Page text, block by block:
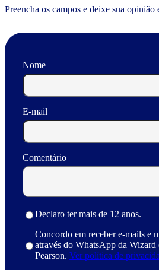
Preencha os campos e deixe sua opinião
Nome
E-mail
Comentário
Declaro ter mais de 12 anos.
Concordo em receber e-mails e
através do WhatsApp da Wizard
Pearson. Ver política de